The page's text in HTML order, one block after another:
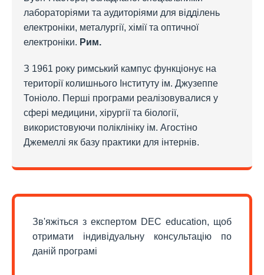
лабораторіями та аудиторіями для відділень
електроніки, металургії, хімії та оптичної
електроніки. Рим.
З 1961 року римський кампус функціонує на
території колишнього Інституту ім. Джузеппе
Тоніоло. Перші програми реалізовувалися у
сфері медицини, хірургії та біології,
використовуючи поліклініку ім. Агостіно
Джемеллі як базу практики для інтернів.
Зв'яжіться з експертом DEC education, щоб
отримати індивідуальну консультацію по
даній програмі